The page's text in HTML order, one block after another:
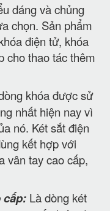
dáng và chủng
chọn. Sản phẩm
điện tử, khóa
cho thao tác thêm
khóa được sử
nhất hiện nay vì
nó. Két sắt điện
kết hợp với
vân tay cao cấp,
cấp: Là dòng két